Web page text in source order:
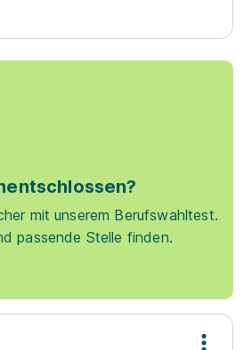
mit unserem Berufswahltest.
passende Stelle finden.